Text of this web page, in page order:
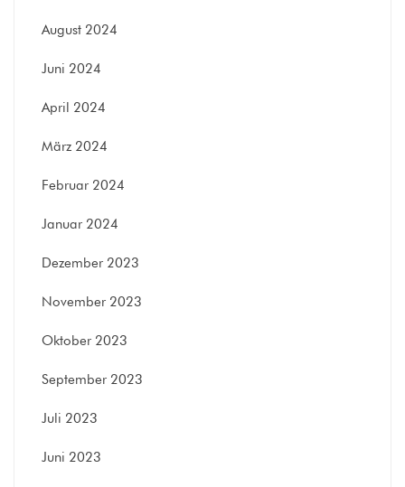
August 2024
Juni 2024
April 2024
März 2024
Februar 2024
Januar 2024
Dezember 2023
November 2023
Oktober 2023
September 2023
Juli 2023
Juni 2023